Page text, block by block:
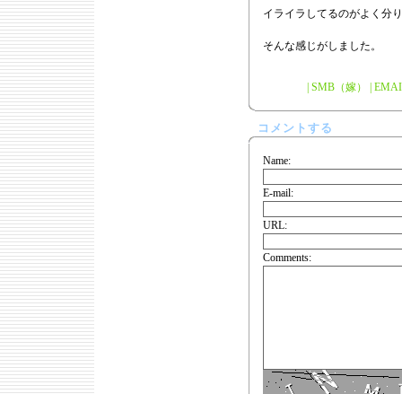
イライラしてるのがよく分
そんな感じがしました。
| SMB（嫁） |
コメントする
Name:
E-mail:
URL:
Comments: